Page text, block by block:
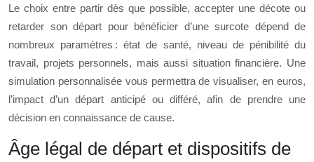
Le choix entre partir dès que possible, accepter une décote ou
retarder son départ pour bénéficier d’une surcote dépend de
nombreux paramètres : état de santé, niveau de pénibilité du
travail, projets personnels, mais aussi situation financière. Une
simulation personnalisée vous permettra de visualiser, en euros,
l’impact d’un départ anticipé ou différé, afin de prendre une
décision en connaissance de cause.
Âge légal de départ et dispositifs de